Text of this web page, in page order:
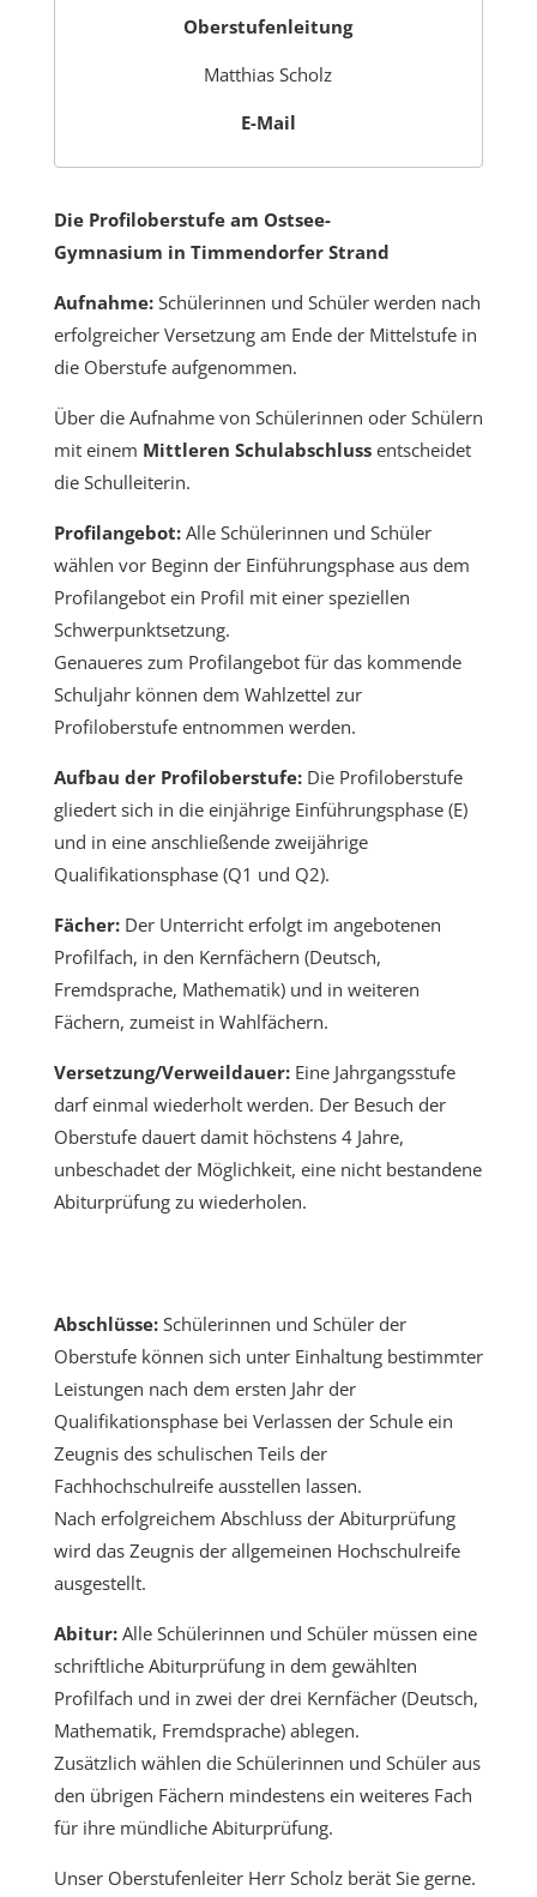
Oberstufenleitung
Matthias Scholz
E-Mail
Die Profiloberstufe am Ostsee-
Gymnasium in Timmendorfer Strand
Aufnahme:Schülerinnen und Schüler werden nach
erfolgreicher Versetzung am Ende der Mittelstufe in
die Oberstufe aufgenommen.
Über die Aufnahme von Schülerinnen oder Schülern
mit einem Mittleren Schulabschlussentscheidet
die Schulleiterin.
Profilangebot:Alle Schülerinnen und Schüler
wählen vor Beginn der Einführungsphase aus dem
Profilangebot ein Profil mit einer speziellen
Schwerpunktsetzung.
Genaueres zum Profilangebot für das kommende
Schuljahr können dem Wahlzettel zur
Profiloberstufe entnommen werden.
Aufbau der Profiloberstufe:Die Profiloberstufe
gliedert sich in die einjährige Einführungsphase (E)
und in eine anschließende zweijährige
Qualifikationsphase (Q1 und Q2).
Fächer:Der Unterricht erfolgt im angebotenen
Profilfach, in den Kernfächern (Deutsch,
Fremdsprache, Mathematik) und in weiteren
Fächern, zumeist in Wahlfächern.
Versetzung/Verweildauer:Eine Jahrgangsstufe
darf einmal wiederholt werden. Der Besuch der
Oberstufe dauert damit höchstens 4 Jahre,
unbeschadet der Möglichkeit, eine nicht bestandene
Abiturprüfung zu wiederholen.
Abschlüsse:Schülerinnen und Schüler der
Oberstufe können sich unter Einhaltung bestimmter
Leistungen nach dem ersten Jahr der
Qualifikationsphase bei Verlassen der Schule ein
Zeugnis des schulischen Teils der
Fachhochschulreife ausstellen lassen.
Nach erfolgreichem Abschluss der Abiturprüfung
wird das Zeugnis der allgemeinen Hochschulreife
ausgestellt.
Abitur:Alle Schülerinnen und Schüler müssen eine
schriftliche Abiturprüfung in dem gewählten
Profilfach und in zwei der drei Kernfächer (Deutsch,
Mathematik, Fremdsprache) ablegen.
Zusätzlich wählen die Schülerinnen und Schüler aus
den übrigen Fächern mindestens ein weiteres Fach
für ihre mündliche Abiturprüfung.
Unser Oberstufenleiter Herr Scholz berät Sie gerne.